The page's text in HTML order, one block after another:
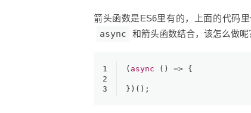
箭头函数是ES6里有的，上面的代码
async 和箭头函数结合，该怎么做呢
1
2
3
( async () => {
})();